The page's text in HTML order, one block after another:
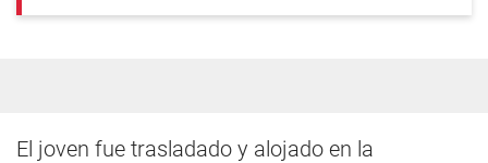
El joven fue trasladado y alojado en la